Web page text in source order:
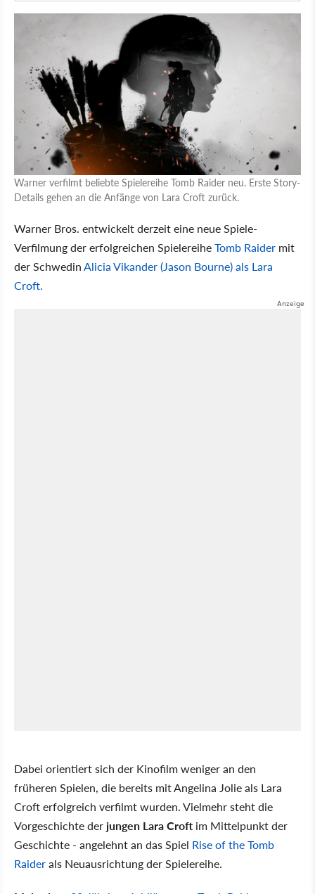
Warner verfilmt beliebte Spielereihe Tomb Raider neu. Erste Story-
Details gehen an die Anfänge von Lara Croft zurück.
Warner Bros. entwickelt derzeit eine neue Spiele-
Verfilmung der erfolgreichen SpielereiheTomb Raider mit
der SchwedinAlicia Vikander (Jason Bourne) als Lara
Croft.
Dabei orientiert sich der Kinofilm weniger an den
früheren Spielen, die bereits mit Angelina Jolie als Lara
Croft erfolgreich verfilmt wurden. Vielmehr steht die
Vorgeschichte der jungen Lara Croft im Mittelpunkt der
Geschichte - angelehnt an das Spiel Rise of the Tomb
Raiderals Neuausrichtung der Spielereihe.